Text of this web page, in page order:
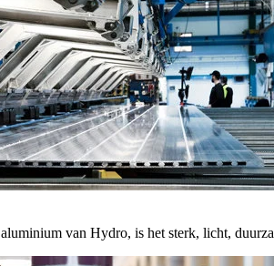
van Hydro, is het sterk, licht,